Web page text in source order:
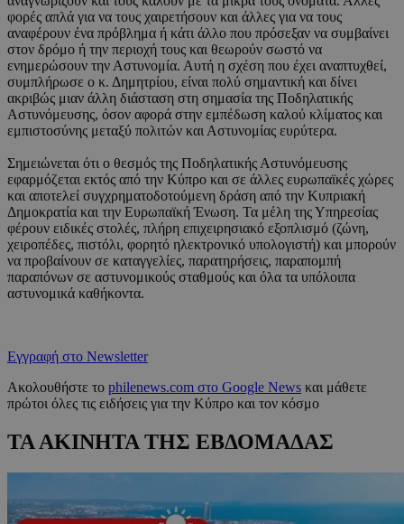
φορές απλά για να τους χαιρετήσουν και άλλες για να τους
αναφέρουν ένα πρόβλημα ή κάτι άλλο που πρόσεξαν να συμβαίνει
στον δρόμο ή την περιοχή τους και θεωρούν σωστό να
ενημερώσουν την Αστυνομία. Αυτή η σχέση που έχει αναπτυχθεί,
συμπλήρωσε ο κ. Δημητρίου, είναι πολύ σημαντική και δίνει
ακριβώς μιαν άλλη διάσταση στη σημασία της Ποδηλατικής
Αστυνόμευσης, όσον αφορά στην εμπέδωση καλού κλίματος και
εμπιστοσύνης μεταξύ πολιτών και Αστυνομίας ευρύτερα.
Σημειώνεται ότι ο θεσμός της Ποδηλατικής Αστυνόμευσης
εφαρμόζεται εκτός από την Κύπρο και σε άλλες ευρωπαϊκές χώρες
και αποτελεί συγχρηματοδοτούμενη δράση από την Κυπριακή
Δημοκρατία και την Ευρωπαϊκή Ένωση. Τα μέλη της Υπηρεσίας
φέρουν ειδικές στολές, πλήρη επιχειρησιακό εξοπλισμό (ζώνη,
χειροπέδες, πιστόλι, φορητό ηλεκτρονικό υπολογιστή) και μπορούν
να προβαίνουν σε καταγγελίες, παρατηρήσεις, παραπομπή
παραπόνων σε αστυνομικούς σταθμούς και όλα τα υπόλοιπα
αστυνομικά καθήκοντα.
Εγγραφή στο Newsletter
Ακολουθήστε το philenews.com στο Google News και μάθετε
πρώτοι όλες τις ειδήσεις για την Κύπρο και τον κόσμο
ΤΑ ΑΚΙΝΗΤΑ ΤΗΣ ΕΒΔΟΜΑΔΑΣ